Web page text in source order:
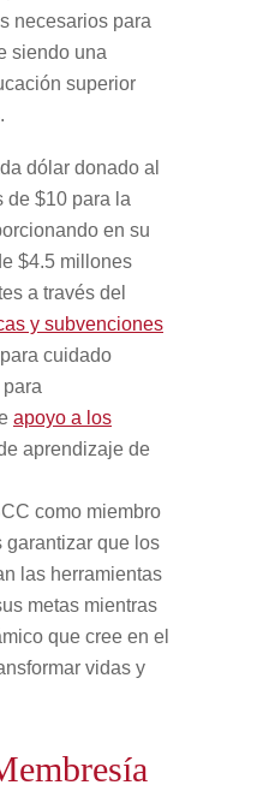
necesarios para
siendo una
superior
dólar donado al
de $10 para la
en su
$4.5 millones
a través del
y subvenciones
cuidado
para
apoyo a los
aprendizaje de
como miembro
garantizar que los
las herramientas
metas mientras
que cree en el
vidas y